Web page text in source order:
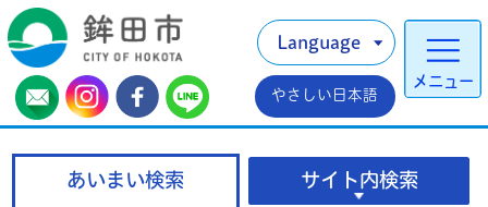
メニュー
Language
やさしい日本語
あいまい検索 サイト内検索